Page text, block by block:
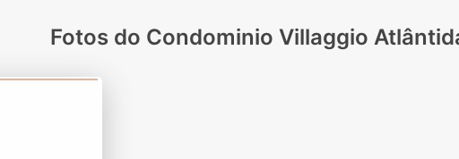
Fotos do Condominio Villaggio